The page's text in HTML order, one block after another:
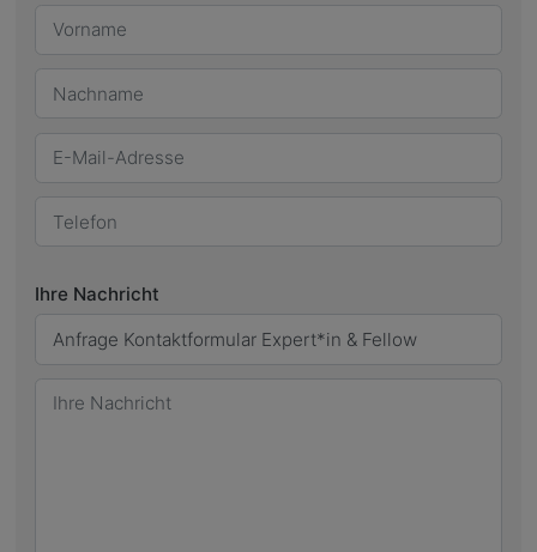
Telefon
Ihre Nachricht
Thema
Ihre Nachricht